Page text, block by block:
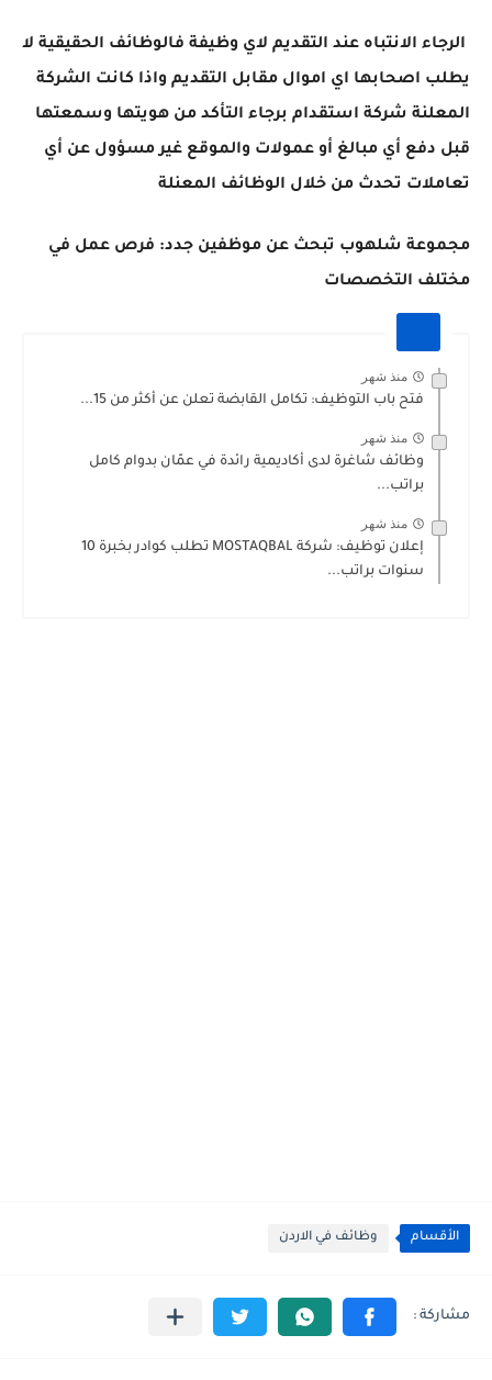
الرجاء الانتباه عند التقديم لاي وظيفة فالوظائف الحقيقية لا
يطلب اصحابها اي اموال مقابل التقديم واذا كانت الشركة
المعلنة شركة استقدام برجاء التأكد من هويتها وسمعتها
قبل دفع أي مبالغ أو عمولات والموقع غير مسؤول عن أي
تعاملات تحدث من خلال الوظائف المعنلة
مجموعة شلهوب تبحث عن موظفين جدد: فرص عمل في
مختلف التخصصات
منذ شهر
فتح باب التوظيف: تكامل القابضة تعلن عن أكثر من 15...
منذ شهر
وظائف شاغرة لدى أكاديمية رائدة في عمّان بدوام كامل
براتب...
منذ شهر
إعلان توظيف: شركة MOSTAQBAL تطلب كوادر بخبرة 10
سنوات براتب...
الأقسام وظائف في الاردن